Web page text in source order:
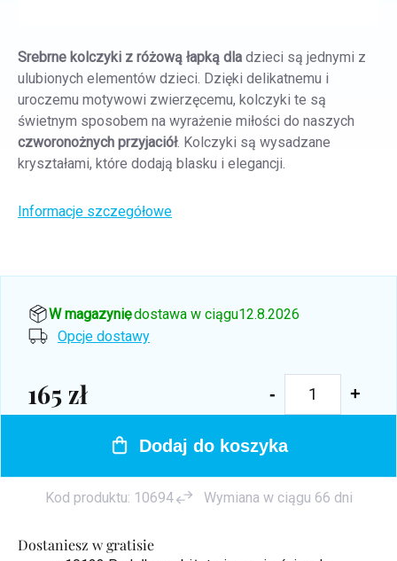
Dostaniesz w gratisie
Srebrne kolczyki z różową łapką dla dzieci są jednymi z
ulubionych elementów dzieci. Dzięki delikatnemu i
uroczemu motywowi zwierzęcemu, kolczyki te są
świetnym sposobem na wyrażenie miłości do naszych
czworonożnych przyjaciół. Kolczyki są wysadzane
kryształami, które dodają blasku i elegancji.
Informacje szczegółowe
W magazynie, dostawa w ciągu12.8.2026
Opcje dostawy
165 zł
Cena
Dodaj do koszyka
Kod produktu: 10694 Wymiana w ciągu 66 dni